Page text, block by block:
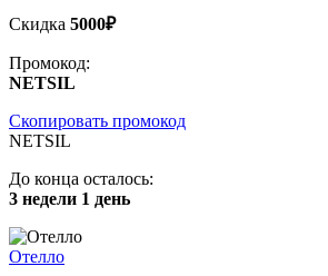
Скидка 5000₽
Промокод:
NETSIL
Скопировать промокод
NETSIL
До конца осталось:
3 недели 1 день
Отелло